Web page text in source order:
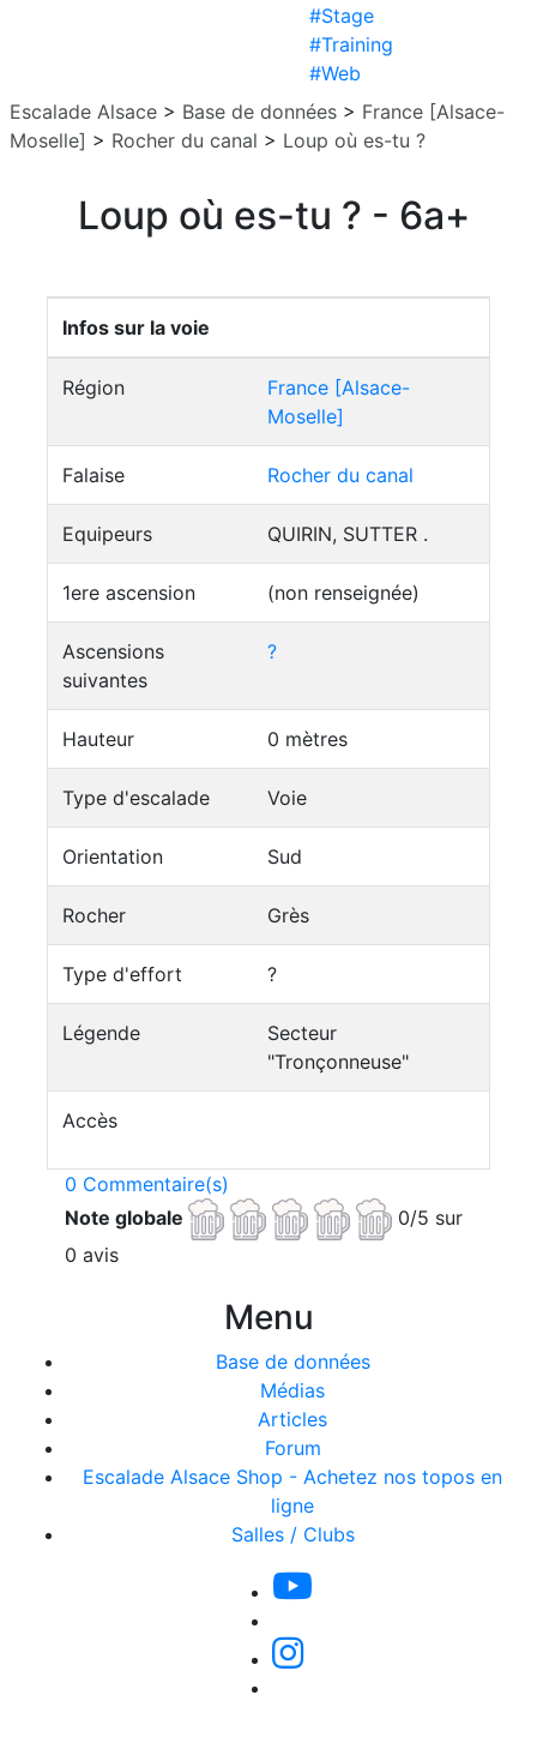
#Stage
#Training
#Web
Escalade Alsace > Base de données > France [Alsace-
Moselle] > Rocher du canal > Loup où es-tu ?
Loup où es-tu ? - 6a+
Infos sur la voie
Région
France [Alsace-
Moselle]
Falaise Rocher du canal
Equipeurs QUIRIN, SUTTER .
1ere ascension (non renseignée)
Ascensions
suivantes
?
Hauteur 0 mètres
Type d'escalade Voie
Orientation Sud
Rocher Grès
Type d'effort ?
Légende
Secteur
"Tronçonneuse"
Accès
0 Commentaire(s)
Note globale
0/5 sur
0 avis
Menu
Base de données
Médias
Articles
Forum
Escalade Alsace Shop - Achetez nos topos en
ligne
Salles / Clubs